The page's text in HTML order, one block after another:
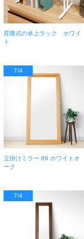
昇降式の卓上ラック ホワイ
ト
7/4
立掛けミラー 89 ホワイトオ
ーク
7/4